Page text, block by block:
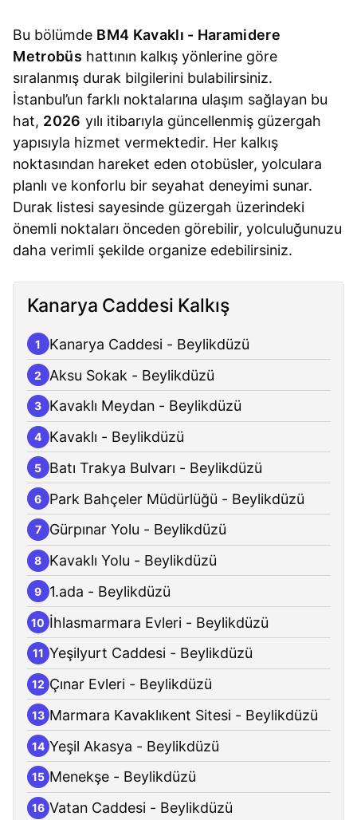
Bu bölümde BM4 Kavaklı - Haramidere
Metrobüs hattının kalkış yönlerine göre
sıralanmış durak bilgilerini bulabilirsiniz.
İstanbul’un farklı noktalarına ulaşım sağlayan bu
hat, 2026 yılı itibarıyla güncellenmiş güzergah
yapısıyla hizmet vermektedir. Her kalkış
noktasından hareket eden otobüsler, yolculara
planlı ve konforlu bir seyahat deneyimi sunar.
Durak listesi sayesinde güzergah üzerindeki
önemli noktaları önceden görebilir, yolculuğunuzu
daha verimli şekilde organize edebilirsiniz.
Kanarya Caddesi Kalkış
1 Kanarya Caddesi - Beylikdüzü
2 Aksu Sokak - Beylikdüzü
3 Kavaklı Meydan - Beylikdüzü
4 Kavaklı - Beylikdüzü
5 Batı Trakya Bulvarı - Beylikdüzü
6 Park Bahçeler Müdürlüğü - Beylikdüzü
7 Gürpınar Yolu - Beylikdüzü
8 Kavaklı Yolu - Beylikdüzü
9 1.ada - Beylikdüzü
10 İhlasmarmara Evleri - Beylikdüzü
11 Yeşilyurt Caddesi - Beylikdüzü
12 Çınar Evleri - Beylikdüzü
13 Marmara Kavaklıkent Sitesi - Beylikdüzü
14 Yeşil Akasya - Beylikdüzü
15 Menekşe - Beylikdüzü
16 Vatan Caddesi - Beylikdüzü